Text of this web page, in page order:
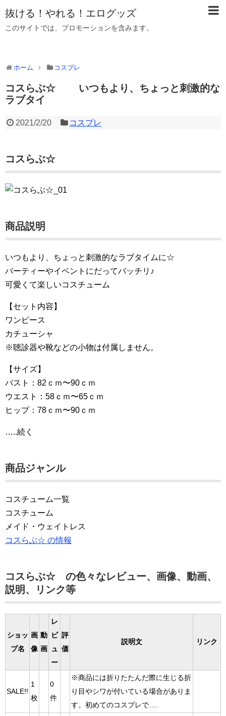
抜ける！やれる！エログッズ
このサイトでは、プロモーションを含みます。
ホーム コスプレ
コスらぶ☆ いつもより、ちょっと刺激的な
ラブタイ
2021/2/20 コスプレ
コスらぶ☆
商品説明
いつもより、ちょっと刺激的なラブタイムに☆
パーティーやイベントにだってバッチリ♪
可愛くて楽しいコスチューム
【セット内容】
ワンピース
カチューシャ
※聴診器や靴などの小物は付属しません。
【サイズ】
バスト：82ｃｍ〜90ｃｍ
ウエスト：58ｃｍ〜65ｃｍ
ヒップ：78ｃｍ〜90ｃｍ
…..続く
商品ジャンル
コスチューム一覧
コスチューム
メイド・ウェイトレス
コスらぶ☆ の情報
コスらぶ☆ の色々なレビュー、画像、動画、
説明、リンク等
ショッ
プ名
画
像
動
画
レ
ビ
ュ
ー
評
価
説明文 リンク
SALE!!
1
枚
0
件
※商品には折りたたんだ際に生じる折
り目やシワが付いている場合がありま
す。初めてのコスプレで….